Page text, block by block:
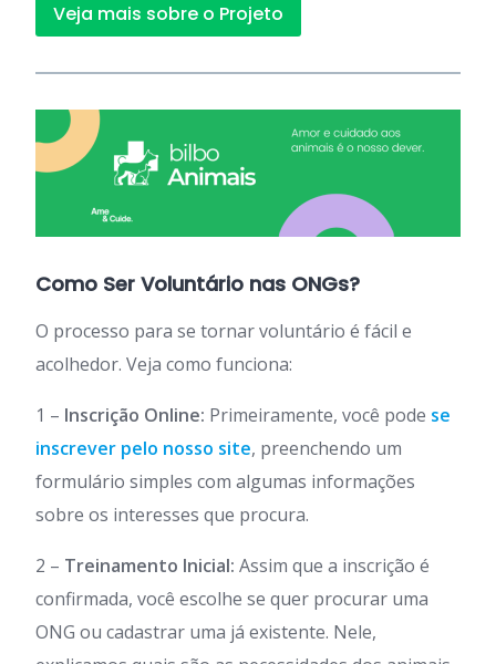
Veja mais sobre o Projeto
Como Ser Voluntário nas ONGs?
O processo para se tornar voluntário é fácil e
acolhedor. Veja como funciona:
1 – Inscrição Online: Primeiramente, você pode se
inscrever pelo nosso site, preenchendo um
formulário simples com algumas informações
sobre os interesses que procura.
2 – Treinamento Inicial: Assim que a inscrição é
confirmada, você escolhe se quer procurar uma
ONG ou cadastrar uma já existente. Nele,